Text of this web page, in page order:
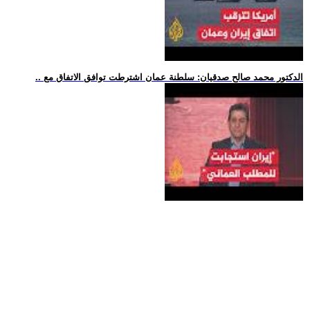
.. الدكتور محمد صالح صدقيان: سلطنة عمان اشترطت توافق الاتفاق مع